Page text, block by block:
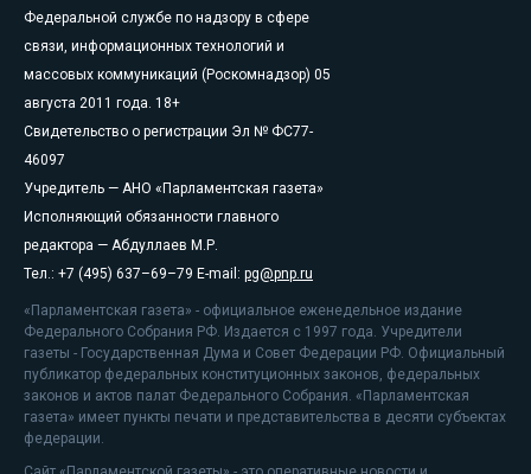
Федеральной службе по надзору в сфере
связи, информационных технологий и
массовых коммуникаций (Роскомнадзор) 05
августа 2011 года. 18+
Свидетельство о регистрации Эл № ФС77-
46097
Учредитель — АНО «Парламентская газета»
Исполняющий обязанности главного
редактора — Абдуллаев М.Р.
Тел.: +7 (495) 637–69–79 E-mail: pg@pnp.ru
«Парламентская газета» - официальное еженедельное издание
Федерального Собрания РФ. Издается с 1997 года. Учредители
газеты - Государственная Дума и Совет Федерации РФ. Официальный
публикатор федеральных конституционных законов, федеральных
законов и актов палат Федерального Собрания. «Парламентская
газета» имеет пункты печати и представительства в десяти субъектах
федерации.